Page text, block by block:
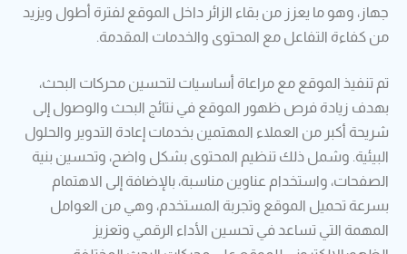
جهاز، وهو ما يعزز من بقاء الزائر داخل الموقع لفترة أطول ويزيد
من كفاءة التفاعل مع المحتوى والخدمات المقدمة.
تم تنفيذ الموقع مع مراعاة أساسيات لتحسين محركات البحث،
بهدف زيادة فرص ظهور الموقع في نتائج البحث والوصول إلى
شريحة أكبر من العملاء المهتمين بخدمات إعادة التدوير والحلول
البيئية. وشمل ذلك تنظيم المحتوى بشكل واضح، وتحسين بنية
الصفحات، واستخدام عناوين مناسبة، بالإضافة إلى الاهتمام
بسرعة تحميل الموقع وتجربة المستخدم، وهي من العوامل
المهمة التي تساعد في تحسين الأداء الرقمي وتعزيز